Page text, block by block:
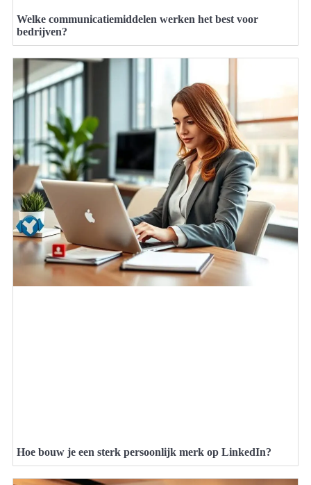
Welke communicatiemiddelen werken het best voor
bedrijven?
Hoe bouw je een sterk persoonlijk merk op LinkedIn?